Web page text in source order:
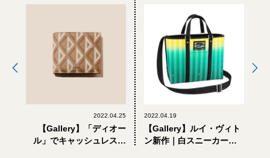
2022.04.25
【Gallery】「ディオー
ル」でキャッシュレス時
2022.04.19
【Gallery】ルイ・ヴィト
ン新作｜白スニーカー、